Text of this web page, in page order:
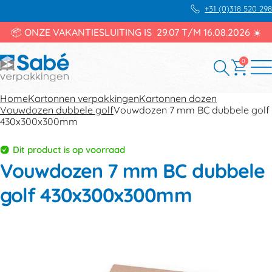
+31 (0)318 520 298
📦 ONZE VAKANTIESLUITING IS 29.07 T/M 16.08.2026 ☀️
0
HomeKartonnen verpakkingenKartonnen dozen
Vouwdozen dubbele golfVouwdozen 7 mm BC dubbele golf
430x300x300mm
Dit product is op voorraad
Vouwdozen 7 mm BC dubbele
golf 430x300x300mm